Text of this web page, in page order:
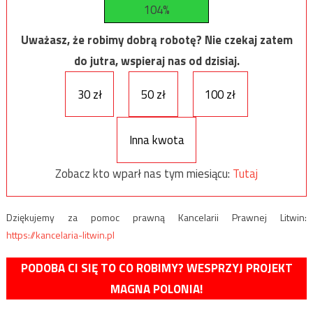
104%
Uważasz, że robimy dobrą robotę? Nie czekaj zatem
do jutra, wspieraj nas od dzisiaj.
30 zł
50 zł 100 zł
Inna kwota
Zobacz kto wparł nas tym miesiącu: Tutaj
Dziękujemy za pomoc prawną Kancelarii Prawnej Litwin:
https://kancelaria-litwin.pl
PODOBA CI SIĘ TO CO ROBIMY? WESPRZYJ PROJEKT
MAGNA POLONIA!